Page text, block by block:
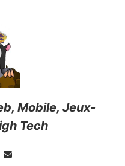
Mobile, Jeux-
Tech